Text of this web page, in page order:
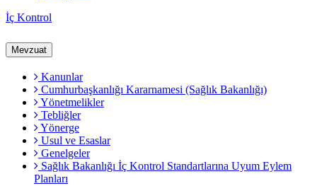
İç Kontrol
Mevzuat
Kanunlar
Cumhurbaşkanlığı Kararnamesi (Sağlık Bakanlığı)
Yönetmelikler
Tebliğler
Yönerge
Usul ve Esaslar
Genelgeler
Sağlık Bakanlığı İç Kontrol Standartlarına Uyum Eylem
Planları